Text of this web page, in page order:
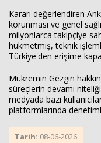
Kararı değerlendiren
korunması ve genel
milyonlarca takipçiye
hükmetmiş, teknik
Türkiye'den erişime
Mükremin Gezgin
süreçlerin devamı
medyada bazı
platformlarında
Tarih: 08-06-2026